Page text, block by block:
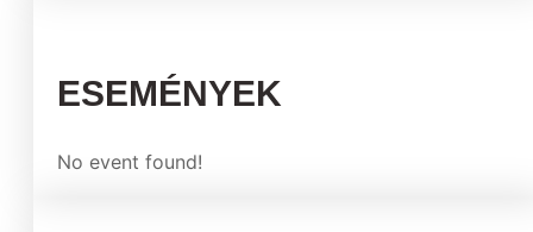
ESEMÉNYEK
No event found!